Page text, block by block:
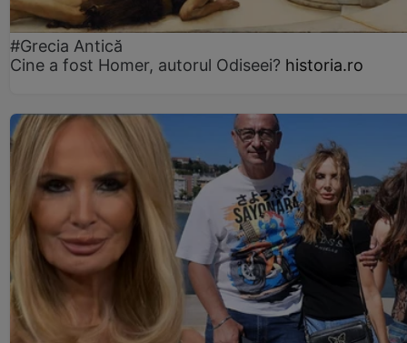
#Grecia Antică
Cine a fost Homer, autorul Odiseei? historia.ro